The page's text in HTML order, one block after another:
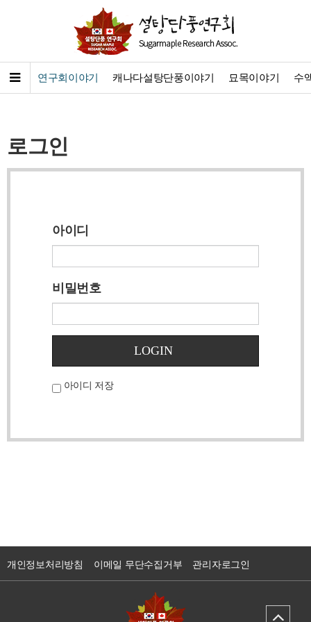
연구회이야기 캐나다설탕단풍이야기 묘목이야기 수
로그인
아이디
비밀번호
LOGIN
아이디 저장
개인정보처리방침 이메일 무단수집거부 관리자로그인